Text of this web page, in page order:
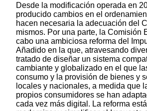
Desde la modificación operada en
producido cambios en el
hacen necesaria la adecuación del
mismos. Por una parte, la Comisión
cabo una ambiciosa reforma del
Añadido en la que, atravesando
tratado de diseñar un sistema
cambiante y globalizado en el que
consumo y la provisión de bienes y
locales y nacionales, a medida que
propios consumidores se han
cada vez más digital. La reforma